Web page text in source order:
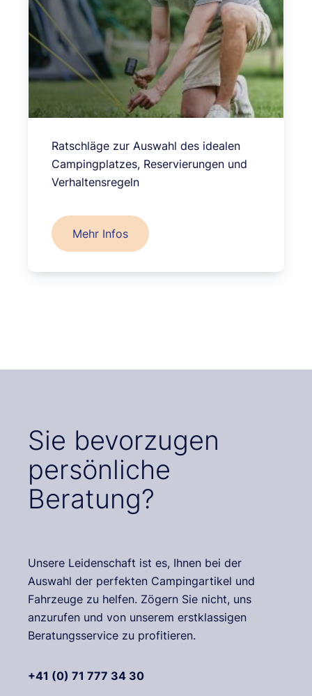
Ratschläge zur Auswahl des idealen
Campingplatzes, Reservierungen und
Verhaltensregeln
Mehr Infos
Sie bevorzugen
persönliche
Beratung?
Unsere Leidenschaft ist es, Ihnen bei der
Auswahl der perfekten Campingartikel und
Fahrzeuge zu helfen. Zögern Sie nicht, uns
anzurufen und von unserem erstklassigen
Beratungsservice zu profitieren.
+41 (0) 71 777 34 30